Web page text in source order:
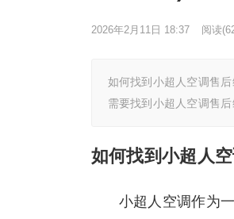
2026年2月11日 18:37 阅读
如何找到小超人空调售
需要找到小超人空调售
如何找到小超人
小超人空调作为